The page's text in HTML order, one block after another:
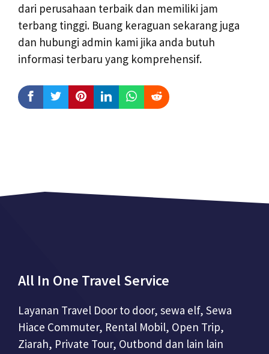
dari perusahaan terbaik dan memiliki jam
terbang tinggi. Buang keraguan sekarang juga
dan hubungi admin kami jika anda butuh
informasi terbaru yang komprehensif.
All In One Travel Service
Layanan Travel Door to door, sewa elf, Sewa
Hiace Commuter, Rental Mobil, Open Trip,
Ziarah, Private Tour, Outbond dan lain lain